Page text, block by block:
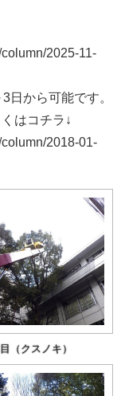
2025-11-
から可能です。
はコチラ↓
2018-01-
（クスノキ）